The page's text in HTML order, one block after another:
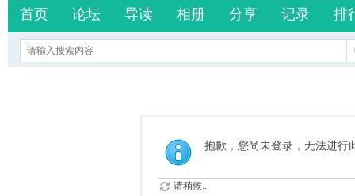
首页 论坛 导读 相册 分享 记录 排
抱歉，您尚未登录，无法进行
请稍候...